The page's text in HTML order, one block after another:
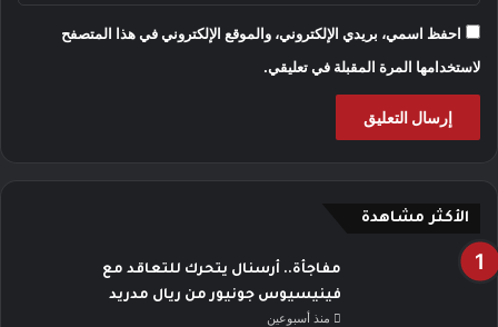
احفظ اسمي، بريدي الإلكتروني، والموقع الإلكتروني في هذا المتصفح
لاستخدامها المرة المقبلة في تعليقي.
الأكثر مشاهدة
مفاجأة.. أرسنال يتحرك للتعاقد مع
فينيسيوس جونيور من ريال مدريد
منذ أسبوعين